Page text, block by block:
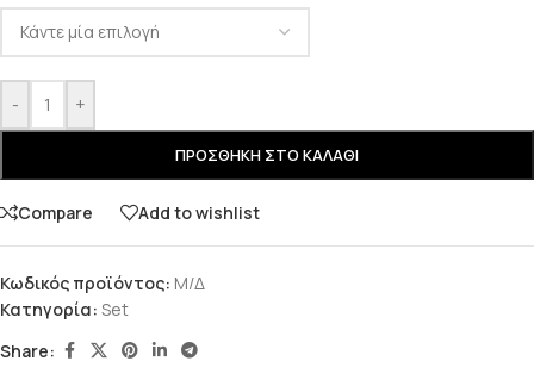
- +
ΠΡΟΣΘΉΚΗ ΣΤΟ ΚΑΛΆΘΙ
Compare Add to wishlist
Κωδικός προϊόντος: Μ/Δ
Κατηγορία: Set
Share: